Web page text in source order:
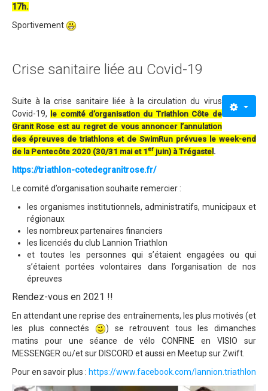
17h.
Sportivement
Crise sanitaire liée au Covid-19
Suite à la crise sanitaire liée à la circulation du virus
Covid-19,
e comité d’organisation du Triathlon Côte de
Granit Rose est au regret de vous annoncer l’annulation
des épreuves de triathlons et de SwimRun prévues le week-end
de la Pentecôte 2020 (30/31 mai et 1er juin) à Trégastel .
https://triathlon-cotedegranitrose.fr/
Le comité d’organisation souhaite remercier :
les organismes institutionnels, administratifs, municipaux et
régionaux
les nombreux partenaires financiers
les licenciés du club Lannion Triathlon
et toutes les personnes qui s’étaient engagées ou qui
s’étaient portées volontaires dans l’organisation de nos
épreuves
Rendez-vous en 2021 !!
En attendant une reprise des entraînements, les plus motivés (et
les plus connectés
) se retrouvent tous les dimanches
matins pour une séance de vélo CONFINE en VISIO sur
MESSENGER ou/et sur DISCORD et aussi en Meetup sur Zwift.
Pour en savoir plus : https://www.facebook.com/lannion.triathlon